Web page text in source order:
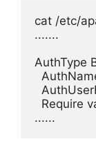
cat /etc/
AuthType
Require